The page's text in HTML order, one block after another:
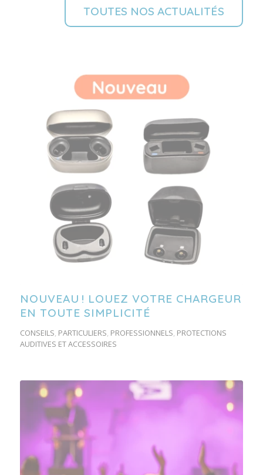
TOUTES NOS ACTUALITÉS
NOUVEAU ! LOUEZ VOTRE CHARGEUR
EN TOUTE SIMPLICITÉ
CONSEILS, PARTICULIERS, PROFESSIONNELS, PROTECTIONS
AUDITIVES ET ACCESSOIRES